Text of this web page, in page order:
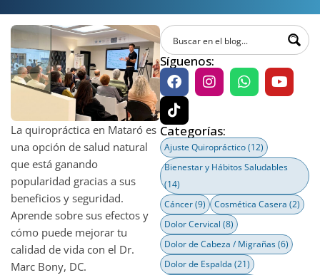
La quiropráctica en Mataró es
una opción de salud natural
que está ganando
popularidad gracias a sus
beneficios y seguridad.
Aprende sobre sus efectos y
cómo puede mejorar tu
calidad de vida con el Dr.
Marc Bony, DC.
Síguenos:
Categorías:
Ajuste Quiropráctico(12)
Bienestar y Hábitos Saludables
(14)
Cáncer(9) Cosmética Casera (2)
Dolor Cervical (8)
Dolor de Cabeza / Migrañas(6)
Dolor de Espalda (21)